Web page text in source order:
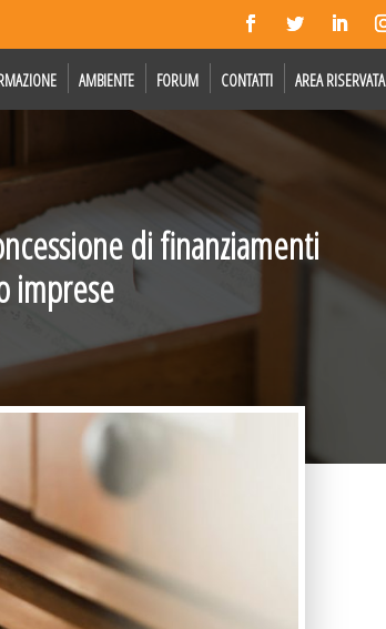
AMBIENTE FORUM CONTATTI AREA RISERVATA
di finanziamenti
imprese